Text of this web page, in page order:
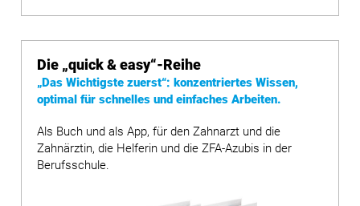
Die „quick & easy“-Reihe
„Das Wichtigste zuerst“: konzentriertes Wissen,
optimal für schnelles und einfaches Arbeiten.
Als Buch und als App, für den Zahnarzt und die
Zahnärztin, die Helferin und die ZFA-Azubis in der
Berufsschule.